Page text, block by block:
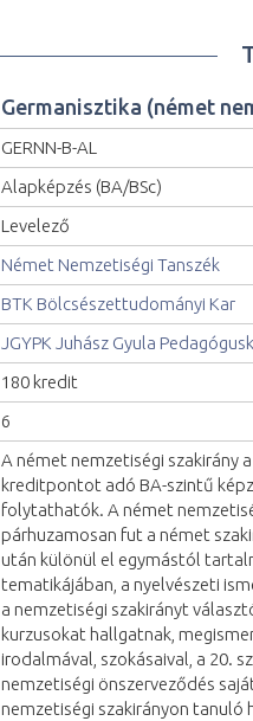
Germanisztika (német
GERNN-B-AL
Alapképzés (BA/BSc)
Levelező
Német Nemzetiségi Tanszék
BTK Bölcsészettudományi Kar
JGYPK Juhász Gyula
180 kredit
6
A német nemzetiségi szakirány
kreditpontot adó BA-szintű
folytathatók. A német
párhuzamosan fut a német
után különül el egymástól
tematikájában, a nyelvészeti
a nemzetiségi szakirányt
kurzusokat hallgatnak,
irodalmával, szokásaival, a 20.
nemzetiségi önszerveződés
nemzetiségi szakirányon